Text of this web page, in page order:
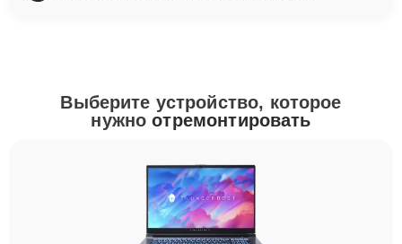
Выберите устройство, которое
нужноотремонтировать